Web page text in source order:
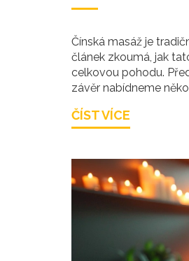
Čínská masáž je
článek zkoumá, jak
celkovou pohodu.
závěr nabídneme
ČÍST VÍCE